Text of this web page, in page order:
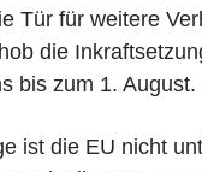
Tür für weitere
die
bis zum 1. August.
ist die EU nicht